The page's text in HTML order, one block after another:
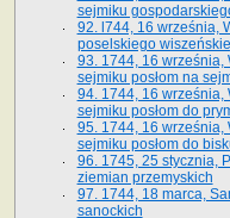
sejmiku
92. l744, 16 września,
poselskiego
93. 1744, 16 września,
sejmiku posłom na
94. 1744, 16 września,
sejmiku posłom do
95. 1744, 16 września,
sejmiku posłom do
96. 1745, 25 stycznia,
ziemian przemyskich
97. 1744, 18 marca,
sanockich